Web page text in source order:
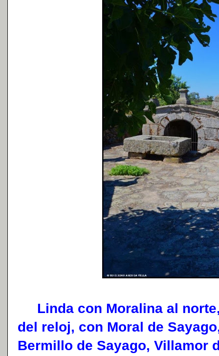
Linda con Moralina al
del reloj, con Moral de
Bermillo de Sayago, Villamor